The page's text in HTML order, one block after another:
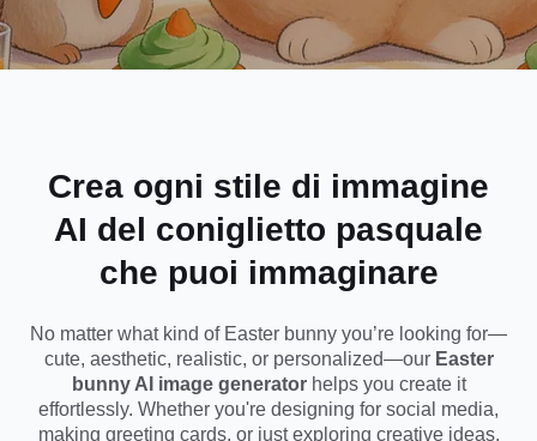
splendide immagini pasquali in pochi secondi.
Perfetto per post sui social media, biglietti d'auguri
o design festivi: non sono necessarie competenze
Crea ogni stile di immagine
AI del coniglietto pasquale
che puoi immaginare
No matter what kind of Easter bunny you’re looking for—
cute, aesthetic, realistic, or personalized—our Easter
bunny AI image generatorhelps you create it
effortlessly. Whether you're designing for social media,
making greeting cards, or just exploring creative ideas,